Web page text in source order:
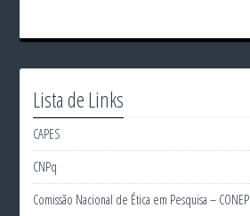
Lista de Links
CAPES
CNPq
Comissão Nacional de Ética em Pesquisa – CONEP